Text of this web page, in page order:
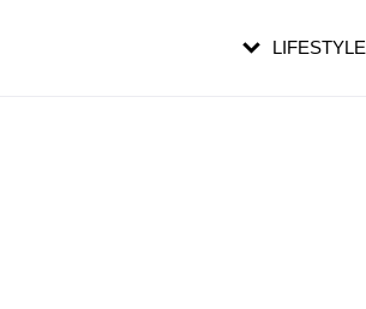
LIFESTYLE
pe măsură ce înaintezi în vârstă